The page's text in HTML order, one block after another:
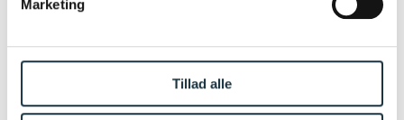
Marketing
Tillad alle
FORUM FOR KONTRAKTER OG UDBUD | AARHUS